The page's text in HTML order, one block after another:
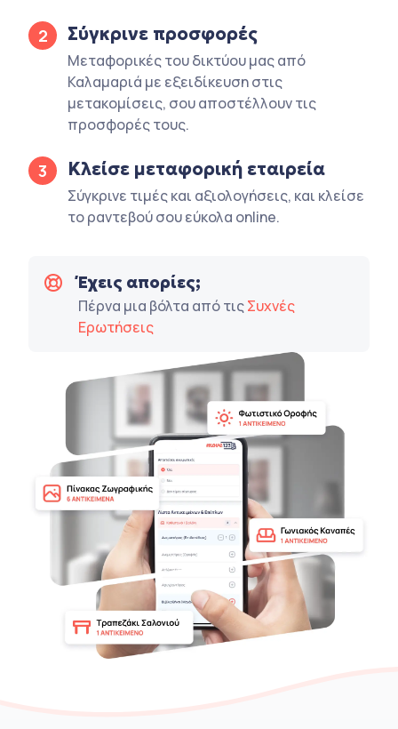
2 Σύγκρινε προσφορές
Μεταφορικές του δικτύου μας από
Καλαμαριά με εξειδίκευση στις
μετακομίσεις, σου αποστέλλουν τις
προσφορές τους.
3 Κλείσε μεταφορική εταιρεία
Σύγκρινε τιμές και αξιολογήσεις, και κλείσε
το ραντεβού σου εύκολα online.
Έχεις απορίες;
Πέρνα μια βόλτα από τιςΣυχνές
Ερωτήσεις